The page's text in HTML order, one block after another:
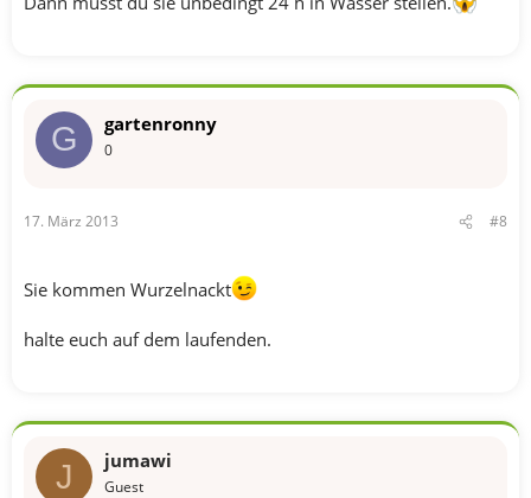
G gartenronny
0
17. März 2013 #8
Sie kommen Wurzelnackt
halte euch auf dem laufenden.
J jumawi
Guest